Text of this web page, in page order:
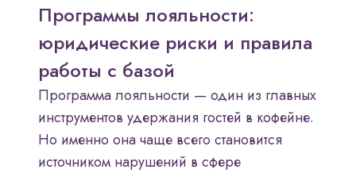
Программы лояльности:
юридические риски и правила
работы с базой
Программа лояльности — один из главных
инструментов удержания гостей в кофейне.
Но именно она чаще всего становится
источником нарушений в сфере